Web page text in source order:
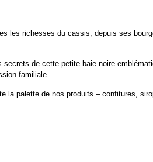
les richesses du cassis, depuis ses
de cette petite baie noire
familiale.
la palette de nos produits – confitures,